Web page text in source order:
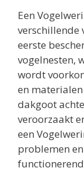
Een
verschillende
eerste
vogelnesten,
wordt
en
dakgoot
veroorzaakt
een
problemen